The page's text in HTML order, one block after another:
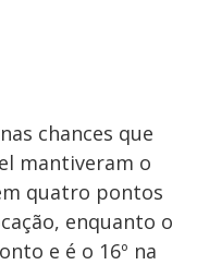
chances que
mantiveram o
quatro pontos
enquanto o
e é o 16º na